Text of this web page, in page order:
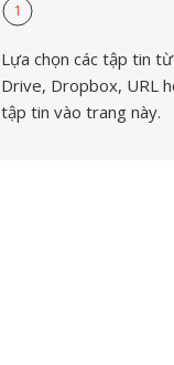
1
Lựa chọn các tập tin
Drive, Dropbox, URL
tập tin vào trang này.